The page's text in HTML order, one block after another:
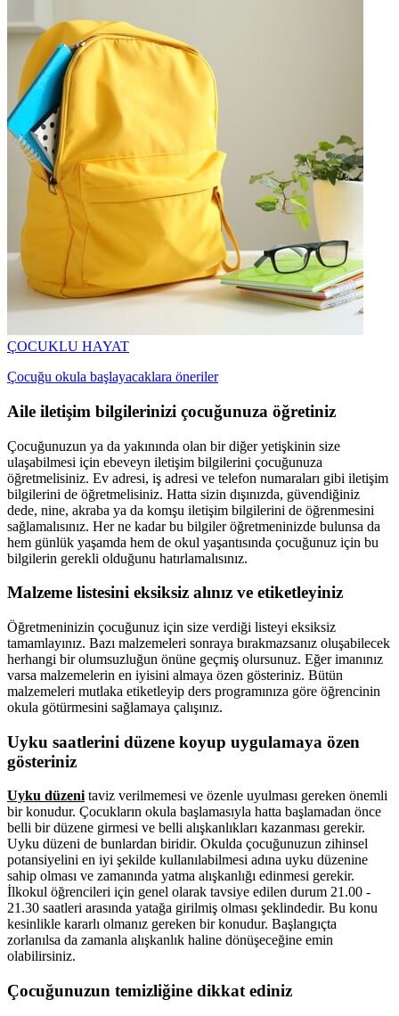
ÇOCUKLU HAYAT
Çocuğu okula başlayacaklara öneriler
Aile iletişim bilgilerinizi çocuğunuza öğretiniz
Çocuğunuzun ya da yakınında olan bir diğer yetişkinin size
ulaşabilmesi için ebeveyn iletişim bilgilerini çocuğunuza
öğretmelisiniz. Ev adresi, iş adresi ve telefon numaraları gibi iletişim
bilgilerini de öğretmelisiniz. Hatta sizin dışınızda, güvendiğiniz
dede, nine, akraba ya da komşu iletişim bilgilerini de öğrenmesini
sağlamalısınız. Her ne kadar bu bilgiler öğretmeninizde bulunsa da
hem günlük yaşamda hem de okul yaşantısında çocuğunuz için bu
bilgilerin gerekli olduğunu hatırlamalısınız.
Malzeme listesini eksiksiz alınız ve etiketleyiniz
Öğretmeninizin çocuğunuz için size verdiği listeyi eksiksiz
tamamlayınız. Bazı malzemeleri sonraya bırakmazsanız oluşabilecek
herhangi bir olumsuzluğun önüne geçmiş olursunuz. Eğer imanınız
varsa malzemelerin en iyisini almaya özen gösteriniz. Bütün
malzemeleri mutlaka etiketleyip ders programınıza göre öğrencinin
okula götürmesini sağlamaya çalışınız.
Uyku saatlerini düzene koyup uygulamaya özen
gösteriniz
Uyku düzeni taviz verilmemesi ve özenle uyulması gereken önemli
bir konudur. Çocukların okula başlamasıyla hatta başlamadan önce
belli bir düzene girmesi ve belli alışkanlıkları kazanması gerekir.
Uyku düzeni de bunlardan biridir. Okulda çocuğunuzun zihinsel
potansiyelini en iyi şekilde kullanılabilmesi adına uyku düzenine
sahip olması ve zamanında yatma alışkanlığı edinmesi gerekir.
İlkokul öğrencileri için genel olarak tavsiye edilen durum 21.00 -
21.30 saatleri arasında yatağa girilmiş olması şeklindedir. Bu konu
kesinlikle kararlı olmanız gereken bir konudur. Başlangıçta
zorlanılsa da zamanla alışkanlık haline dönüşeceğine emin
olabilirsiniz.
Çocuğunuzun temizliğine dikkat ediniz